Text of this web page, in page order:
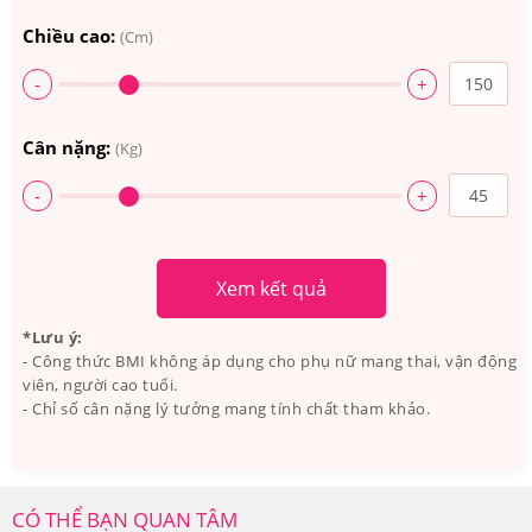
Chiều cao: (Cm)
- +
Cân nặng: (Kg)
- +
Xem kết quả
*Lưu ý:
- Công thức BMI không áp dụng cho phụ nữ mang thai, vận động
viên, người cao tuổi.
- Chỉ số cân nặng lý tưởng mang tính chất tham khảo.
CÓ THỂ BẠN QUAN TÂM